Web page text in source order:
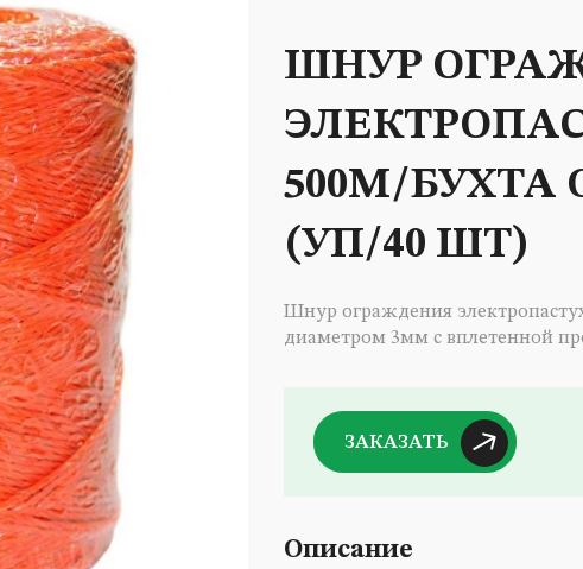
ШНУР
500М/
(УП/40 ШТ)
Шнур ограждения
диаметром 3мм с вплетенной
ЗАКАЗАТЬ
Описание